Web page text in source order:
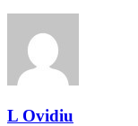
L Ovidiu